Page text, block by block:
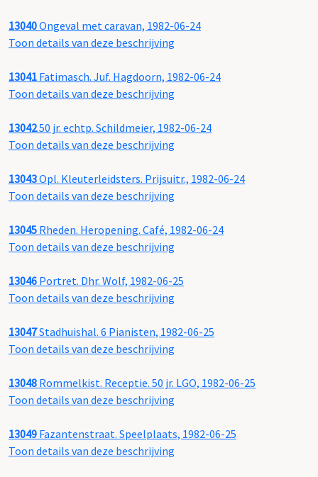
13040Ongeval met caravan, 1982-06-24
Toon details van deze beschrijving
13041 Fatimasch. Juf. Hagdoorn, 1982-06-24
Toon details van deze beschrijving
1304250 jr. echtp. Schildmeier, 1982-06-24
Toon details van deze beschrijving
13043Opl. Kleuterleidsters. Prijsuitr., 1982-06-24
Toon details van deze beschrijving
13045 Rheden. Heropening. Café, 1982-06-24
Toon details van deze beschrijving
13046 Portret. Dhr. Wolf, 1982-06-25
Toon details van deze beschrijving
13047Stadhuishal. 6 Pianisten, 1982-06-25
Toon details van deze beschrijving
13048 Rommelkist. Receptie. 50 jr. LGO, 1982-06-25
Toon details van deze beschrijving
13049 Fazantenstraat. Speelplaats, 1982-06-25
Toon details van deze beschrijving